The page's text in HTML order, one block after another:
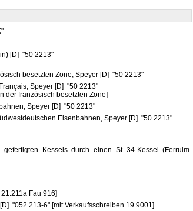
[D] "50 2213"
besetzten Zone, Speyer [D] "50 2213"
Speyer [D] "50 2213"
der französisch besetzten Zone]
Speyer [D] "50 2213"
Eisenbahnen, Speyer [D] "50 2213"
Kessels durch einen St 34-Kessel (Ferruim
Fau 916]
"052 213-6" [mit Verkaufsschreiben 19.9001]